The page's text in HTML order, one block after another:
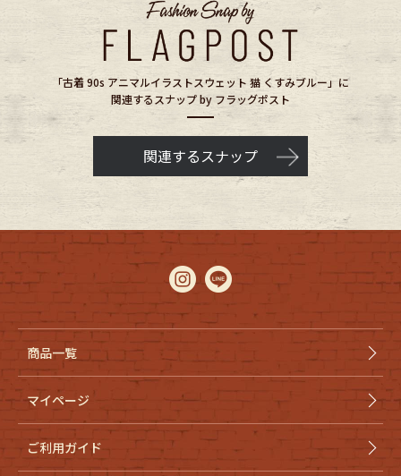
「古着 90s アニマルイラストスウェット 猫 くすみブルー」に
関連するスナップ by フラッグポスト
関連するスナップ
商品一覧
マイページ
ご利用ガイド